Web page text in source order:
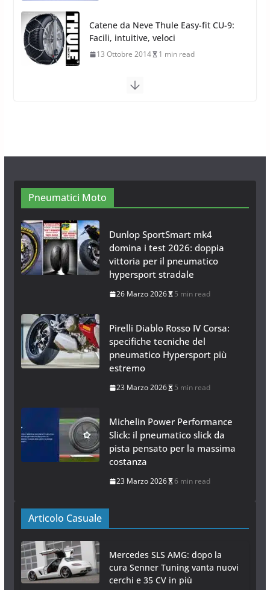
Calze da Neve Arexocks by
Arexons
26 Ottobre 2013 1 min read
Calze da Neve per Auto 2025:
26 Gennaio 2017
Pneumatici Moto
Dunlop SportSmart mk4
domina i test 2026: doppia
vittoria per il pneumatico
hypersport stradale
26 Marzo 2026 5 min read
Pirelli Diablo Rosso IV Corsa:
specifiche tecniche del
pneumatico Hypersport più
estremo
23 Marzo 2026 5 min read
Michelin Power Performance
Slick: il pneumatico slick da
pista pensato per la massima
costanza
23 Marzo 2026 6 min read
Articolo Casuale
Mercedes SLS AMG: dopo la
cura Senner Tuning vanta nuovi
cerchi e 35 CV in più